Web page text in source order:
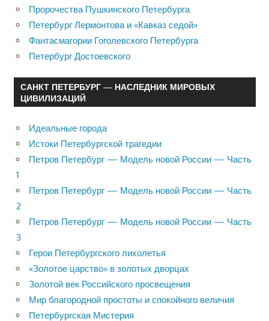
Пророчества Пушкинского Петербурга
Петербург Лермонтова и «Кавказ седой»
Фантасмагории Гоголевского Петербурга
Петербург Достоевского
САНКТ ПЕТЕРБУРГ — НАСЛЕДНИК МИРОВЫХ
ЦИВИЛИЗАЦИЙ
Идеальные города
Истоки Петербургской трагедии
Петров Петербург — Модель новой России — Часть
1
Петров Петербург — Модель новой России — Часть
2
Петров Петербург — Модель новой России — Часть
3
Герои Петербургского лихолетья
«Золотое царство» в золотых дворцах
Золотой век Российского просвещения
Мир благородной простоты и спокойного величия
Петербургская Мистерия